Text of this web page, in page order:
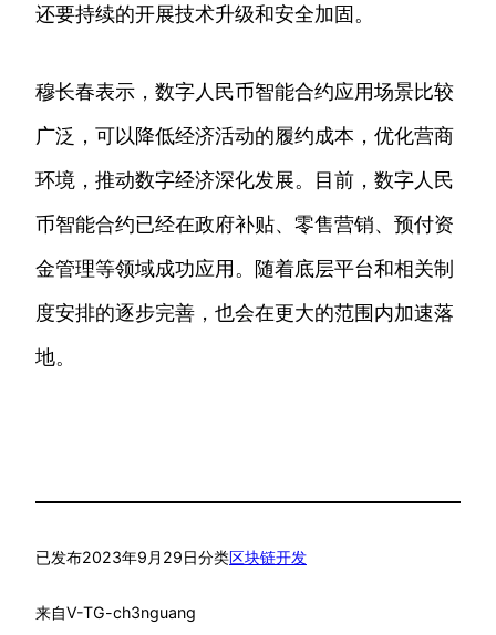
还要持续的开展技术升级和安全加固。
穆长春表示，数字人民币智能合约应用场景比较
广泛，可以降低经济活动的履约成本，优化营商
环境，推动数字经济深化发展。目前，数字人民
币智能合约已经在政府补贴、零售营销、预付资
金管理等领域成功应用。随着底层平台和相关制
度安排的逐步完善，也会在更大的范围内加速落
地。
已发布2023年9月29日分类区块链开发
来自V-TG-ch3nguang